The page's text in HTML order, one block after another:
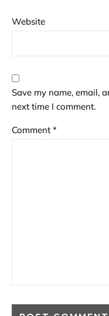
Website
Save my name, email,
next time I comment.
Comment *